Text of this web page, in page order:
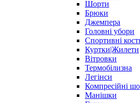
Шорти
Брюки
Джемпера
Головні убори
Спортивні
Куртки|Жилети
Вітровки
Термобілизна
Легінси
Компресійні
Манішки